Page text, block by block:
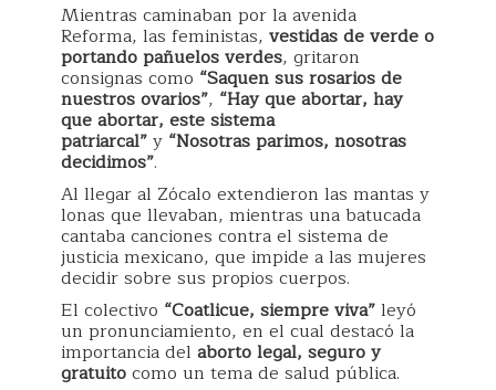
Mientras caminaban por la avenida
Reforma, las feministas, vestidas de verde o
portando pañuelos verdes, gritaron
consignas como “Saquen sus rosarios de
nuestros ovarios”, “Hay que abortar, hay
que abortar, este sistema
patriarcal”y “Nosotras parimos, nosotras
decidimos”.
Al llegar al Zócalo extendieron las mantas y
lonas que llevaban, mientras una batucada
cantaba canciones contra el sistema de
justicia mexicano, que impide a las mujeres
decidir sobre sus propios cuerpos.
El colectivo “Coatlicue, siempre viva”leyó
un pronunciamiento, en el cual destacó la
importancia del aborto legal, seguro y
gratuitocomo un tema de salud pública.